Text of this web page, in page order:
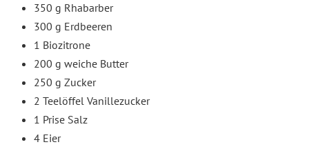
350 g Rhabarber
300 g Erdbeeren
1 Biozitrone
200 g weiche Butter
250 g Zucker
2 Teelöffel Vanillezucker
1 Prise Salz
4 Eier